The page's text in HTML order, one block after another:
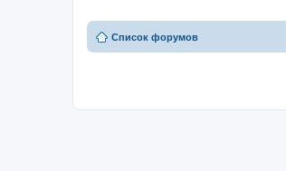
Список форумов